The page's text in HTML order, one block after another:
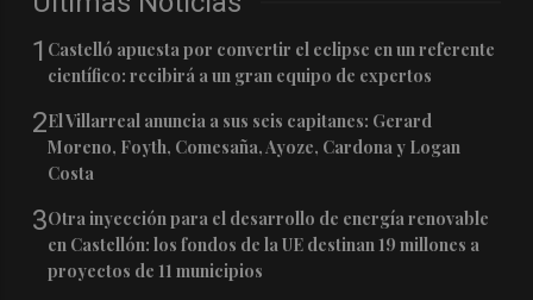
1 Castelló apuesta por convertir el eclipse en un referente
científico: recibirá a un gran equipo de expertos
2El Villarreal anuncia a sus seis capitanes: Gerard
Moreno, Foyth, Comesaña, Ayoze, Cardona y Logan
Costa
3Otra inyección para el desarrollo de energía renovable
en Castellón: los fondos de la UE destinan 19 millones a
proyectos de 11 municipios